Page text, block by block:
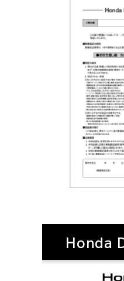
Honda